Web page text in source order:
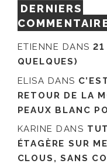
DERNIERS
ETIENNE DANS21
QUELQUES)
ELISA DANS
RETOUR DE LA
PEAUX BLANC
KARINE DANS
ÉTAGÈRE SUR
CLOUS, SANS